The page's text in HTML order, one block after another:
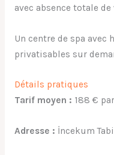
avec absence totale
Un centre de spa avec
privatisables sur
Détails pratiques
Tarif moyen : 188 €
Adresse : İncekum